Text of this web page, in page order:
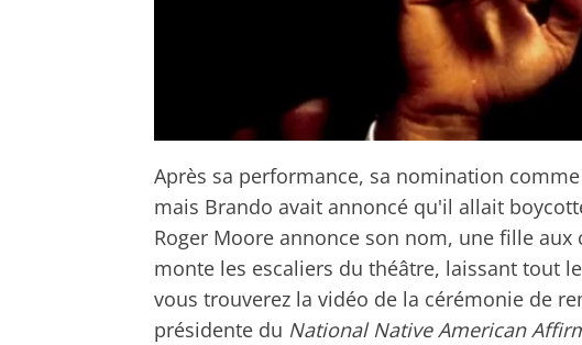
Après sa performance, sa nomination
mais Brando avait annoncé qu'il allait
Roger Moore annonce son nom, une fille
monte les escaliers du théâtre, laissant tout
vous trouverez la vidéo de la cérémonie de
présidente du National Native American